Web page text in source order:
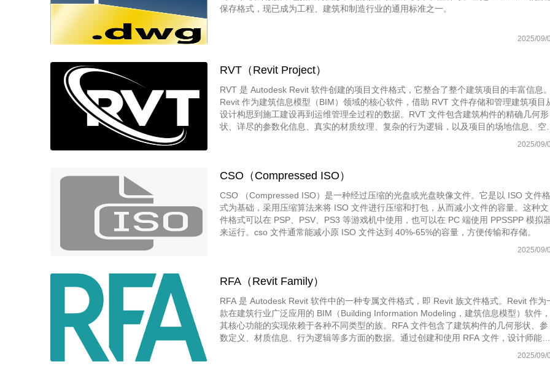
保存格式，现已成为工程、建筑和制造行业的通用标准之一。
2025/09/
RVT（Revit Project）
RVT 是 Autodesk Revit 软件创建的项目文件格式，它整合了整个建筑项目的丰富信息。
Revit 作为建筑信息模型（BIM）领域的核心软件，借助 RVT 文件存储和管理建筑项目
设计构思到施工建设再到运维管理全过程的数据。RVT 文件包含建筑构件的精确几何形
状、详尽的参数化信息、真实的材质纹理、复杂的行为逻辑，以及项目的场地信息、空间
2025/09/
CSO（Compressed ISO）
CSO （Compressed ISO）是一种经过压缩的光盘或光盘映像文件。它是以 ISO 文件格
式为基础，采用压缩算法来将 ISO 文件进行压缩和打包，从而减小文件的容量。这种文
件格式可以在 PSP、PSV、PS3 等游戏机中使用，也可以在 PC 端使用 PPSSPP 模拟
来运行。cso 文件通常能减小原 ISO 文件达到 40%-65%的容量，方便传输和存储。
2025/09/
RFA（Revit Family）
RFA 是 Autodesk Revit 软件中的一种专属文件格式，即 Revit 族文件格式。Revit 作为
款在建筑行业广泛应用的 BIM（Building Information Modeling，建筑信息模型）软件，
其核心功能的实现依赖于各种不同类型的族。RFA 文件包含了建筑构件的几何形状、参
数定义、材质信息、行为逻辑等多方面的数据。通过创建和使用 RFA 文件，设计师能够
2025/09/